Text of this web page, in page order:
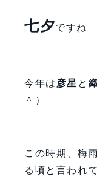
七夕ですね
今年は 彦星 と
＾）
この時期、梅
る頃と言われ